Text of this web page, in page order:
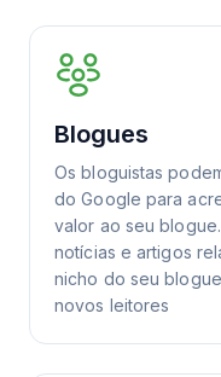
Blogues
Os bloguistas
do Google para
valor ao seu
notícias e artigos
nicho do seu
novos leitores